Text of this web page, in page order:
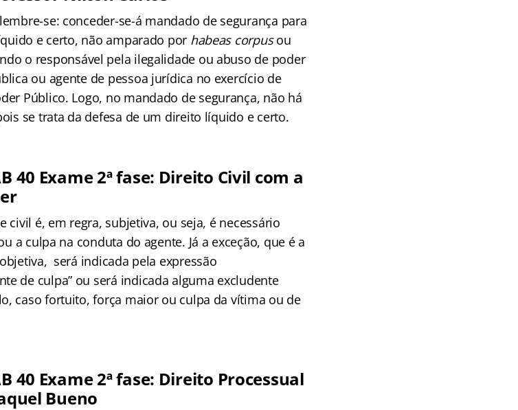
se: conceder-se-á mandado de segurança para
e certo, não amparado por habeas corpusou
o responsável pela ilegalidade ou abuso de poder
ou agente de pessoa jurídica no exercício de
Público. Logo, no mandado de segurança, não há
se trata da defesa de um direito líquido e certo.
40 Exame 2ª fase: Direito Civil com a
civil é, em regra, subjetiva, ou seja, é necessário
a culpa na conduta do agente. Já a exceção, que é a
será indicada pela expressão
de culpa” ou será indicada alguma excludente
caso fortuito, força maior ou culpa da vítima ou de
40 Exame 2ª fase: Direito Processual
Bueno